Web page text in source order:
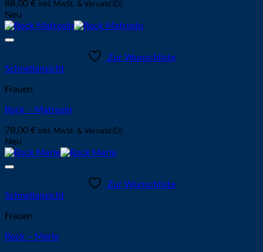
88,00 € inkl. MwSt. & Versand (D)
Neu
Zur Wunschliste
Schnellansicht
Frauen
Rock – Matrosin
78,00 € inkl. MwSt. & Versand (D)
Neu
Zur Wunschliste
Schnellansicht
Frauen
Rock – Merle